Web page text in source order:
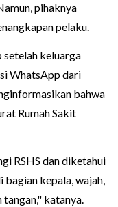
pihaknya
pelaku.
setelah keluarga
WhatsApp dari
bahwa
Rumah Sakit
RSHS dan diketahui
kepala, wajah,
katanya.